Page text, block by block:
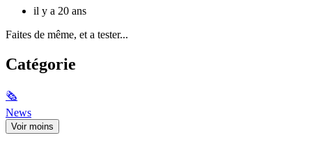
il y a 20 ans
Faites de même, et a tester...
Catégorie
🗞
News
Voir moins